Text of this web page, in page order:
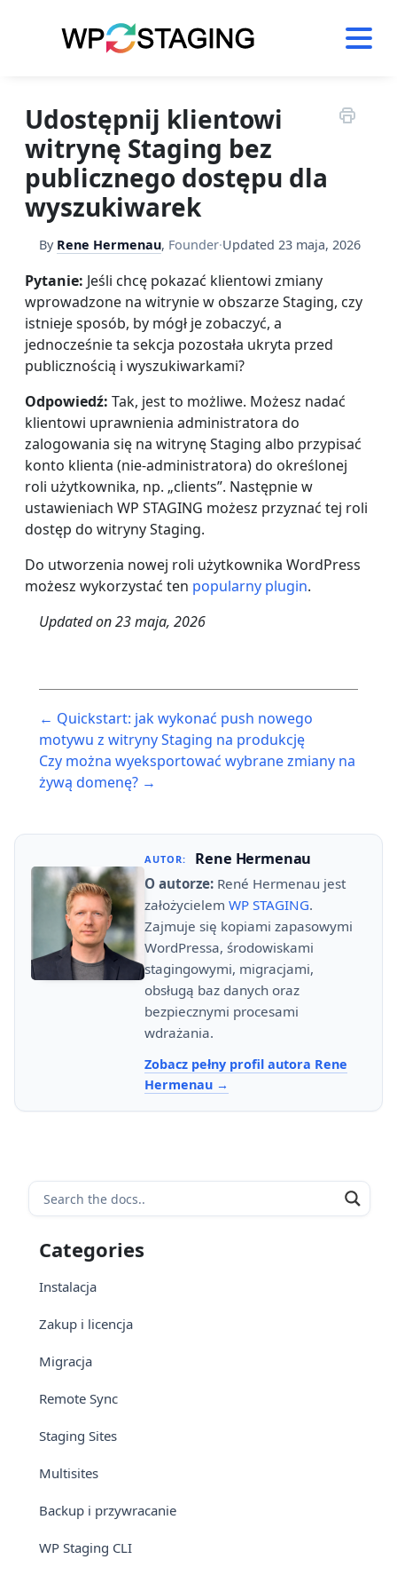
Udostępnij klientowi
witrynę Staging bez
publicznego dostępu dla
wyszukiwarek
By Rene Hermenau, Founder·Updated 23 maja, 2026
Pytanie: Jeśli chcę pokazać klientowi zmiany
wprowadzone na witrynie w obszarze Staging, czy
istnieje sposób, by mógł je zobaczyć, a
jednocześnie ta sekcja pozostała ukryta przed
publicznością i wyszukiwarkami?
Odpowiedź: ​ ​Tak, jest to możliwe. Możesz nadać
klientowi uprawnienia administratora do
zalogowania się na witrynę Staging albo przypisać
konto klienta (nie-administratora) do określonej
roli użytkownika, np. „clients”. Następnie w
ustawieniach WP STAGING możesz przyznać tej roli
dostęp do witryny Staging.
Do utworzenia nowej roli użytkownika WordPress
możesz wykorzystać ten popularny plugin.
Updated on23 maja, 2026
navigation
← Quickstart: jak wykonać push nowego
motywu z witryny Staging na produkcję
Czy można wyeksportować wybrane zmiany na
żywą domenę? →
AUTOR: Rene Hermenau
O autorze: René Hermenau jest
założycielem WP STAGING.
Zajmuje się kopiami zapasowymi
WordPressa, środowiskami
stagingowymi, migracjami,
obsługą baz danych oraz
bezpiecznymi procesami
wdrażania.
Zobacz pełny profil autora Rene
Hermenau
Categories
Instalacja
Zakup i licencja
Migracja
Remote Sync
Staging Sites
Multisites
Backup i przywracanie
WP Staging CLI